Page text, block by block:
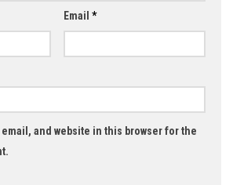
Email *
email, and website in this browser for the